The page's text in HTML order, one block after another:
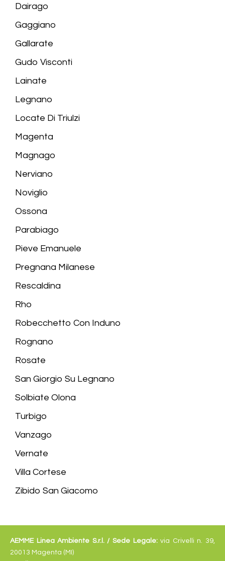
Dairago
Gaggiano
Gallarate
Gudo Visconti
Lainate
Legnano
Locate Di Triulzi
Magenta
Magnago
Nerviano
Noviglio
Ossona
Parabiago
Pieve Emanuele
Pregnana Milanese
Rescaldina
Rho
Robecchetto Con Induno
Rognano
Rosate
San Giorgio Su Legnano
Solbiate Olona
Turbigo
Vanzago
Vernate
Villa Cortese
Zibido San Giacomo
AEMME Linea Ambiente S.r.l. / Sede Legale:via Crivelli n. 39,
20013 Magenta (MI)